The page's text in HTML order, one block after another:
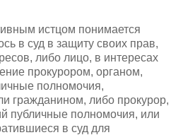
истцом понимается
в суд в защиту своих прав,
либо лицо, в интересах
прокурором, органом,
полномочия,
гражданином, либо прокурор,
публичные полномочия, или
в суд для